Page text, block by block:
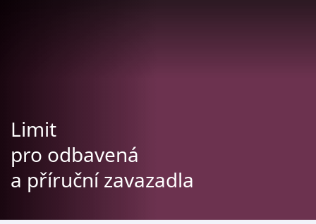
Limit
pro odbavená
a příruční zavazadla